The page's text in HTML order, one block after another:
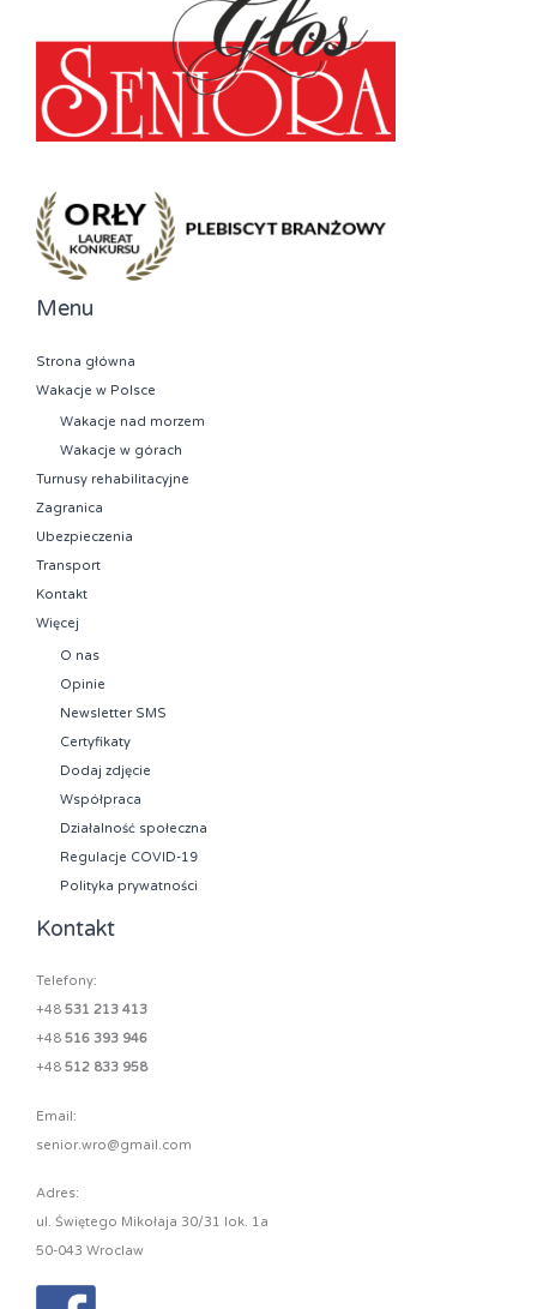
Menu
Strona główna
Wakacje w Polsce
Wakacje nad morzem
Wakacje w górach
Turnusy rehabilitacyjne
Zagranica
Ubezpieczenia
Transport
Kontakt
Więcej
O nas
Opinie
Newsletter SMS
Certyfikaty
Dodaj zdjęcie
Współpraca
Działalność społeczna
Regulacje COVID-19
Polityka prywatności
Kontakt
Telefony:
+48 531 213 413
+48 516 393 946
+48 512 833 958
Email:
senior.wro@gmail.com
Adres:
ul. Świętego Mikołaja 30/31 lok. 1a
50-043 Wroclaw